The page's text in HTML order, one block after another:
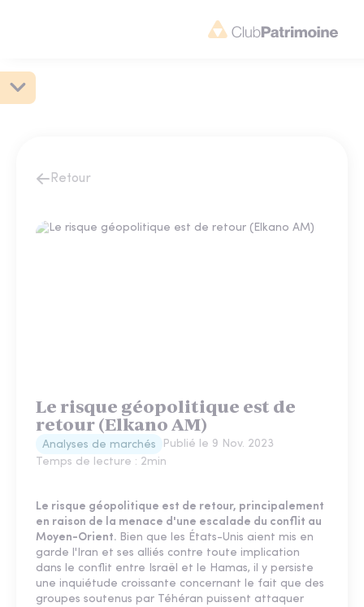
Retour
Le risque géopolitique est de
retour (Elkano AM)
Analyses de marchés Publié le 9 Nov. 2023
Temps de lecture : 2min
Le risque géopolitique est de retour, principalement
en raison de la menace d'une escalade du conflit au
Moyen-Orient. Bien que les États-Unis aient mis en
garde l'Iran et ses alliés contre toute implication
dans le conflit entre Israël et le Hamas, il y persiste
une inquiétude croissante concernant le fait que des
groupes soutenus par Téhéran puissent attaquer